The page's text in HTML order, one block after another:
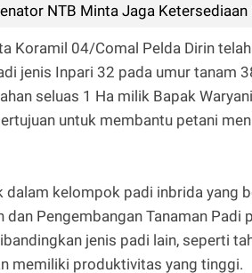
NTB Minta Jaga Ketersediaan
Koramil 04/Comal Pelda Dirin
jenis Inpari 32 pada umur tanam
seluas 1 Ha milik Bapak
untuk membantu petani
kelompok padi inbrida yang
dan Pengembangan Tanaman Padi
jenis padi lain, seperti
memiliki produktivitas yang tinggi.